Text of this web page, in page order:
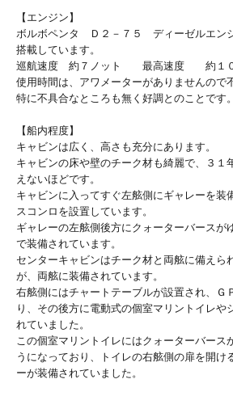
【エンジン】
ボルボペンタ Ｄ２－７５ ディーゼルエ
搭載しています。
巡航速度 約７ノット 最高速度 約１０
使用時間は、アワメーターがありませんので
特に不具合なところも無く好調とのことです。
【船内程度】
キャビンは広く、高さも充分にあります。
キャビンの床や壁のチーク材も綺麗で、３１
えないほどです。
キャビンに入ってすぐ左舷側にギャレーを装
スコンロを設置しています。
ギャレーの左舷側後方にクォーターバースが
で装備されています。
センターキャビンはチーク材と両舷に備えら
が、両舷に装備されています。
右舷側にはチャートテーブルが設置され、Ｇ
り、その後方に電動式の個室マリントイレや
れていました。
この個室マリントイレにはクォーターバース
うになっており、トイレの右舷側の扉を開け
ーが装備されていました。